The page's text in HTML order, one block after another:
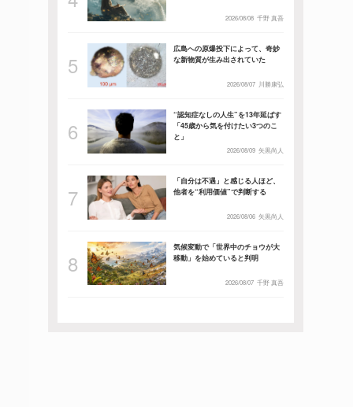
2026/08/08 千野 真吾
広島への原爆投下によって、奇妙
な新物質が生み出されていた
2026/08/07 川勝康弘
“認知症なしの人生”を13年延ばす
「45歳から気を付けたい3つのこ
と」
2026/08/09 矢黒尚人
「自分は不遇」と感じる人ほど、
他者を“利用価値”で判断する
2026/08/06 矢黒尚人
気候変動で「世界中のチョウが大
移動」を始めていると判明
2026/08/07 千野 真吾